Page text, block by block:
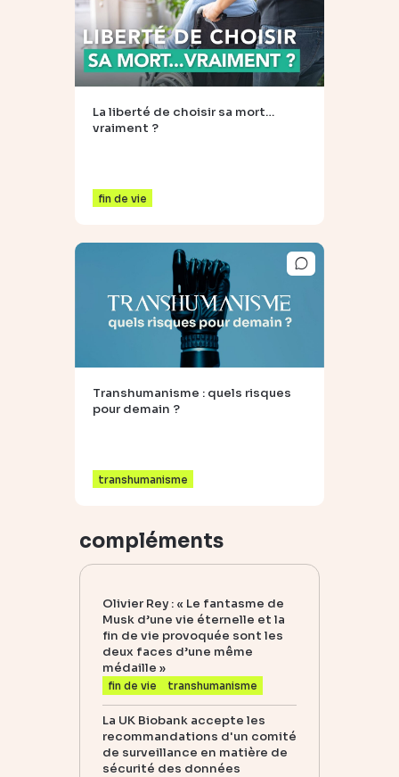
La liberté de choisir sa mort…
vraiment ?
fin de vie
Transhumanisme : quels risques
pour demain ?
transhumanisme
compléments
Olivier Rey : « Le fantasme de
Musk d’une vie éternelle et la
fin de vie provoquée sont les
deux faces d’une même
médaille »
fin de vie transhumanisme
La UK Biobank accepte les
recommandations d'un comité
de surveillance en matière de
sécurité des données